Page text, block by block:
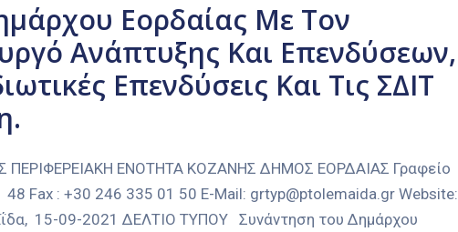
Εορδαίας Με Τον
Ανάπτυξης Και Επενδύσεων,
Επενδύσεις Και Τις ΣΔΙΤ
ΠΕΡΙΦΕΡΕΙΑΚΗ ΕΝΟΤΗΤΑ ΚΟΖΑΝΗΣ ΔΗΜΟΣ ΕΟΡΔΑΙΑΣ Γραφείο
Fax : +30 246 335 01 50 E-Mail: grtyp@ptolemaida.gr Website:
15-09-2021 ΔΕΛΤΙΟ ΤΥΠΟΥ Συνάντηση του Δημάρχου